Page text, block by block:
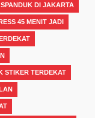
DI JAKARTA
45 MENIT JADI
STIKER TERDEKAT